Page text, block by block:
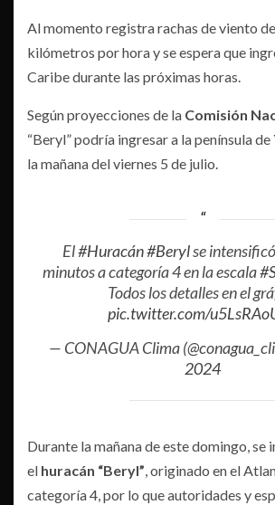
Al momento registra rachas de viento
kilómetros por hora y se espera que
Caribe durante las próximas horas.
Según proyecciones de la Comisión
“Beryl” podría ingresar a la península
la mañana del viernes 5 de julio.
El#Huracán#Berylse
minutos a categoría 4 en la escala
Todos los detalles en el
pic.twitter.com/
— CONAGUA Clima
2024
Durante la mañana de este domingo, se
el huracán “Beryl”, originado en el
categoría 4, por lo que autoridades y